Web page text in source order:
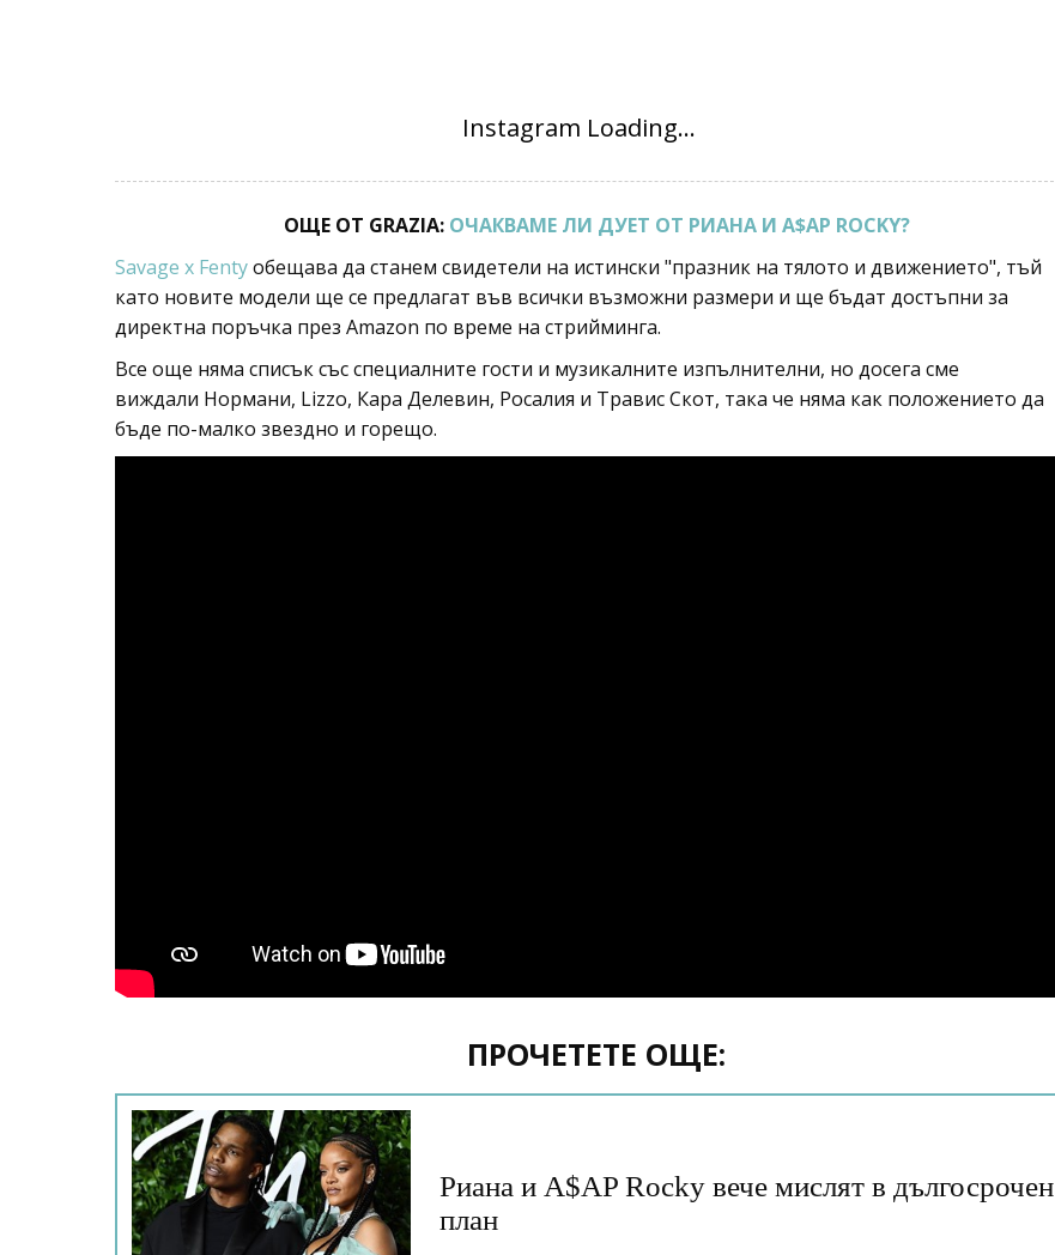
ОЩЕ ОТ GRAZIA: ОЧАКВАМЕ ЛИ ДУЕТ ОТ РИАНА И A$AP ROCKY?
Savage x Fentyобещава да станем свидетели на истински "празник на тялото и движението", тъй
като новите модели ще се предлагат във всички възможни размери и ще бъдат достъпни за
директна поръчка през Amazon по време на стрийминга.
Все още няма списък със специалните гости и музикалните изпълнителни, но досега сме
виждали Нормани, Lizzo, Кара Делевин, Росалия и Травис Скот, така че няма как положението да
бъде по-малко звездно и горещо.
ПРОЧЕТЕТЕ ОЩЕ:
Риана и A$AP Rocky вече мислят в дългосрочен
план